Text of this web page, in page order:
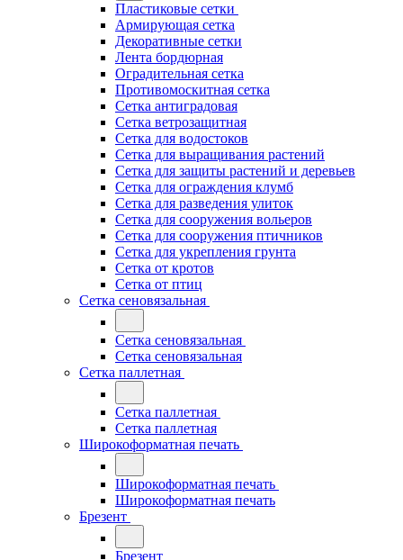
Пластиковые сетки
Армирующая сетка
Декоративные сетки
Лента бордюрная
Оградительная сетка
Противомоскитная сетка
Сетка антиградовая
Сетка ветрозащитная
Сетка для водостоков
Сетка для выращивания растений
Сетка для защиты растений и деревьев
Сетка для ограждения клумб
Сетка для разведения улиток
Сетка для сооружения вольеров
Сетка для сооружения птичников
Сетка для укрепления грунта
Сетка от кротов
Сетка от птиц
Сетка сеновязальная
Сетка сеновязальная
Сетка сеновязальная
Сетка паллетная
Сетка паллетная
Сетка паллетная
Широкоформатная печать
Широкоформатная печать
Широкоформатная печать
Брезент
Брезент